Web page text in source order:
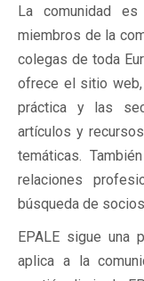
La comunidad
miembros de la
colegas de toda
ofrece el sitio
práctica y las
artículos y
temáticas.
relaciones
búsqueda de
EPALE sigue una
aplica a la